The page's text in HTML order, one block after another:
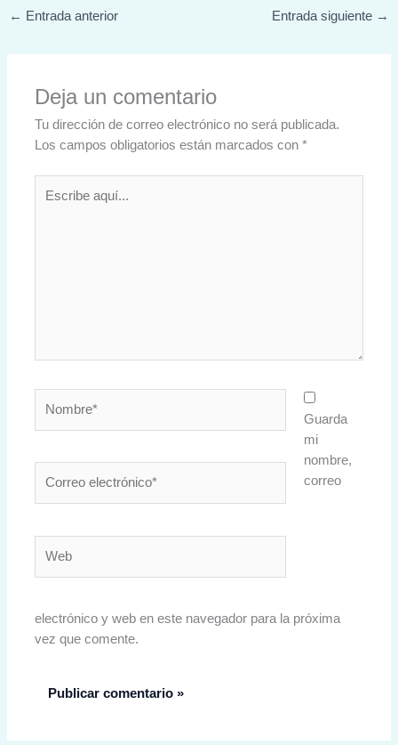
← Entrada anterior Entrada siguiente →
Deja un comentario
Tu dirección de correo electrónico no será publicada.
Los campos obligatorios están marcados con*
aquí...
electrónico*
Guarda
mi
nombre,
correo
electrónico y web en este navegador para la próxima
vez que comente.